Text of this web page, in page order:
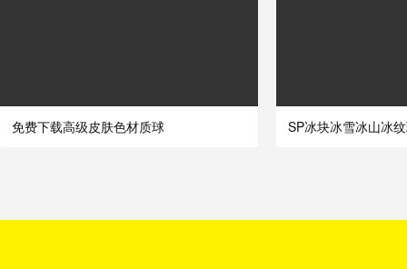
免费下载高级皮肤色材质球